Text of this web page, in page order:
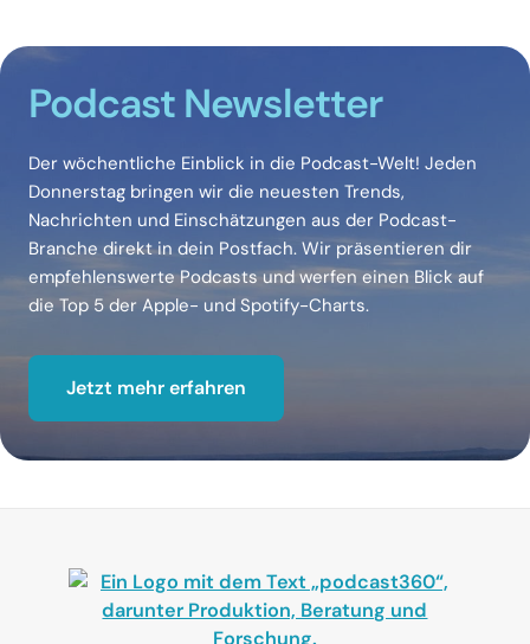
Podcast Newsletter
Der wöchentliche Einblick in die Podcast-Welt! Jeden
Donnerstag bringen wir die neuesten Trends,
Nachrichten und Einschätzungen aus der Podcast-
Branche direkt in dein Postfach. Wir präsentieren dir
empfehlenswerte Podcasts und werfen einen Blick auf
die Top 5 der Apple- und Spotify-Charts.
Jetzt mehr erfahren